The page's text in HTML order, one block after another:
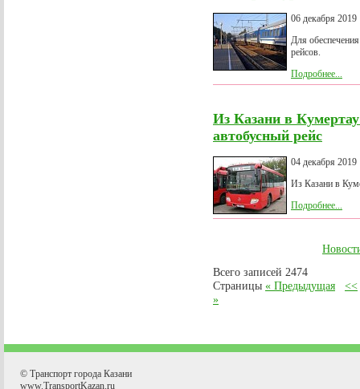
06 декабря 2019
Для
рейсов.
Подробнее...
Из Казани в
автобусный рейс
04 декабря 2019
Из Казани в
Подробнее...
Всего записей 2474
Страницы « Предыдущая
<<
»
© Транспорт города Казани
www.TransportKazan.ru